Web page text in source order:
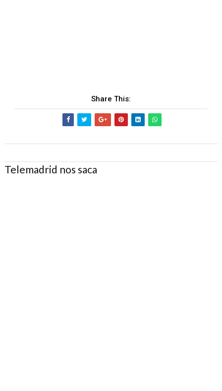
Share This:
Telemadrid nos saca